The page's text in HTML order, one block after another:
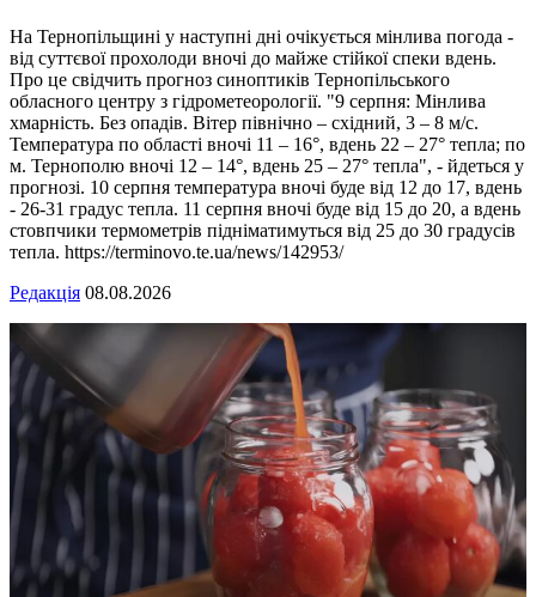
На Тернопільщині у наступні дні очікується мінлива погода -
від суттєвої прохолоди вночі до майже стійкої спеки вдень.
Про це свідчить прогноз синоптиків Тернопільського
обласного центру з гідрометеорології. "9 серпня: Мінлива
хмарність. Без опадів. Вітер північно – східний, 3 – 8 м/с.
Температура по області вночі 11 – 16°, вдень 22 – 27° тепла; по
м. Тернополю вночі 12 – 14°, вдень 25 – 27° тепла", - йдеться у
прогнозі. 10 серпня температура вночі буде від 12 до 17, вдень
- 26-31 градус тепла. 11 серпня вночі буде від 15 до 20, а вдень
стовпчики термометрів підніматимуться від 25 до 30 градусів
тепла. https://terminovo.te.ua/news/142953/
Редакція 08.08.2026